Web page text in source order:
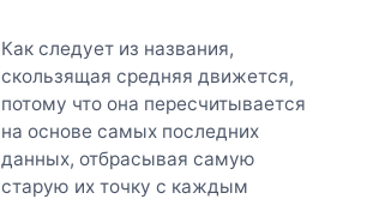
Как следует из названия,
скользящая средняя движется,
потому что она пересчитывается
на основе самых последних
данных, отбрасывая самую
старую их точку с каждым